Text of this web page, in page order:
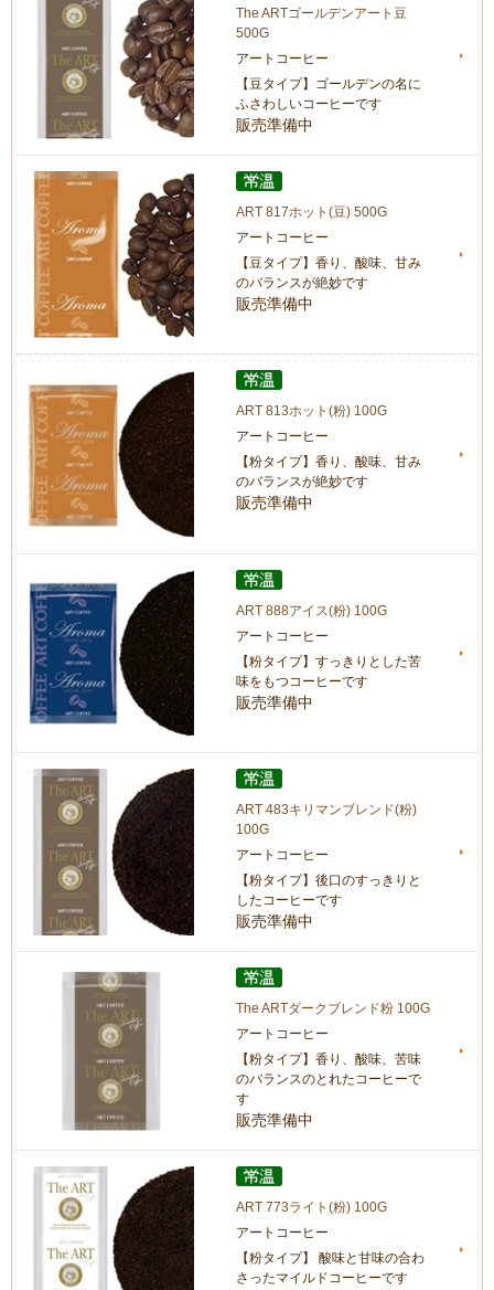
The ARTゴールデンアート豆
500G
アートコーヒー
【豆タイプ】ゴールデンの名に
ふさわしいコーヒーです
販売準備中
ART 817ホット(豆) 500G
アートコーヒー
【豆タイプ】香り、酸味、甘み
のバランスが絶妙です
販売準備中
ART 813ホット(粉) 100G
アートコーヒー
【粉タイプ】香り、酸味、甘み
のバランスが絶妙です
販売準備中
ART 888アイス(粉) 100G
アートコーヒー
【粉タイプ】すっきりとした苦
味をもつコーヒーです
販売準備中
ART 483キリマンブレンド(粉)
100G
アートコーヒー
【粉タイプ】後口のすっきりと
したコーヒーです
販売準備中
The ARTダークブレンド粉 100G
アートコーヒー
【粉タイプ】香り、酸味、苦味
のバランスのとれたコーヒーで
す
販売準備中
ART 773ライト(粉) 100G
アートコーヒー
【粉タイプ】 酸味と甘味の合わ
さったマイルドコーヒーです